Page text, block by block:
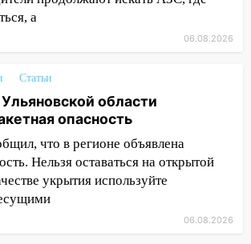
готовы
ДТП и получили
рублей: перед
банда
произошел крупный пожар
защитили репутацию
а
06.08.2026
Статьи
области
опасность
что в регионе объявлена
Нельзя оставаться на открытой
укрытия используйте
06.08.2026